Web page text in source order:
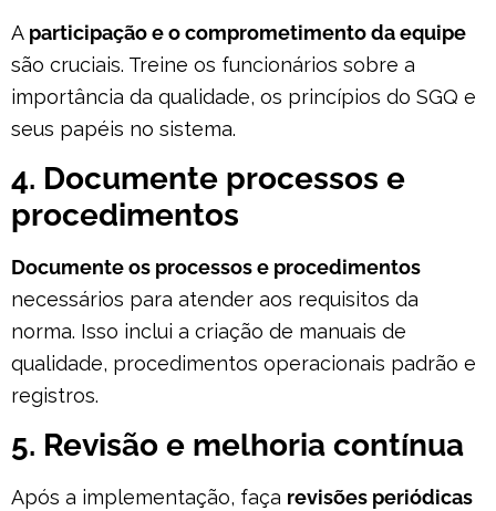
A participação e o comprometimento da equipe
são cruciais. Treine os funcionários sobre a
importância da qualidade, os princípios do SGQ e
seus papéis no sistema.
4. Documente processos e
procedimentos
Documente os processos e procedimentos
necessários para atender aos requisitos da
norma. Isso inclui a criação de manuais de
qualidade, procedimentos operacionais padrão e
registros.
5. Revisão e melhoria contínua
Após a implementação, faça revisões periódicas